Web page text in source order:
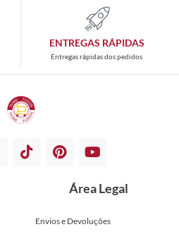
ENTREGAS RÁPIDAS
Entregas rápidas dos pedidos
Área Legal
Envios e Devoluções